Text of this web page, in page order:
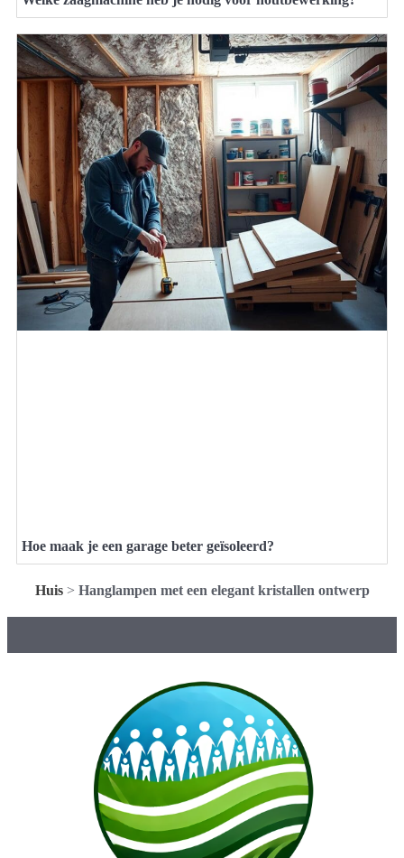
Hoe maak je een garage beter geïsoleerd?
Huis> Hanglampen met een elegant kristallen ontwerp